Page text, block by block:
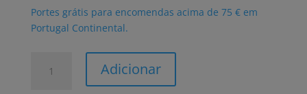
Portes grátis para encomendas acima de 75 € em
Portugal Continental.
Adicionar